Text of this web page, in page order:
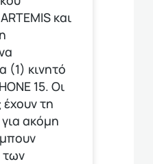
και
(1) κινητό
15. Οι
τη
ακόμη
των